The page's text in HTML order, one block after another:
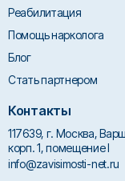
Контакты
Стать партнером
Блог
117639, г. Москва,
корп. 1, помещение I
info@zavisimosti-net.ru
Реабилитация
Помощь нарколога